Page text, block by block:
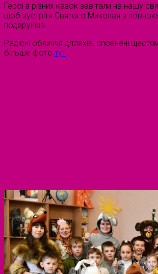
Герої з різних казок завітали на нашу
щоб зустріти Святого Миколая з
подарунків.
Радісні обличчя дітлахів, сповнені
більше фото тут.